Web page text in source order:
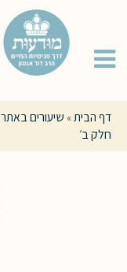
דף הבית» שיעורים באתר
חלק ב׳